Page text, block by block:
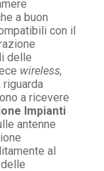
a buon
con il
delle
wireless,
a ricevere
Impianti
antenne
al